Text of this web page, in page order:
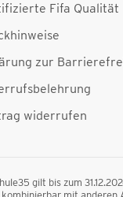
Fifa Qualität
zur
widerrufen
gilt bis zum